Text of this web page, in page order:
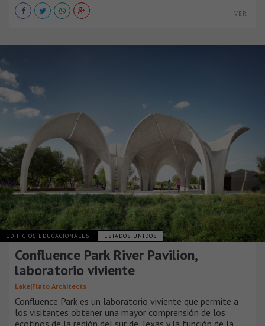
VER +
EDIFICIOS EDUCACIONALES ESTADOS UNIDOS
Confluence Park River Pavilion,
laboratorio viviente
Lake|Flato Architects
Confluence Park es un laboratorio viviente que permite a
los visitantes obtener una mayor comprensión de los